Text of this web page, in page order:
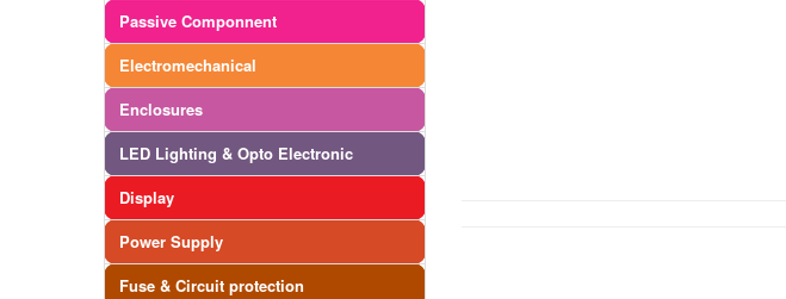
Passive Componnent
Electromechanical
Enclosures
LED Lighting & Opto Electronic
Display
Power Supply
Fuse & Circuit protection